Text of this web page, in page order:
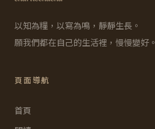
以知為糧，以寫為鳴，靜靜生長。
願我們都在自己的生活裡，慢慢變好。
頁面導航
首頁